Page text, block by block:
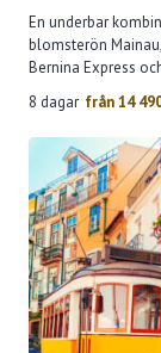
En underbar
blomsterön
Bernina Express
8 dagar från14